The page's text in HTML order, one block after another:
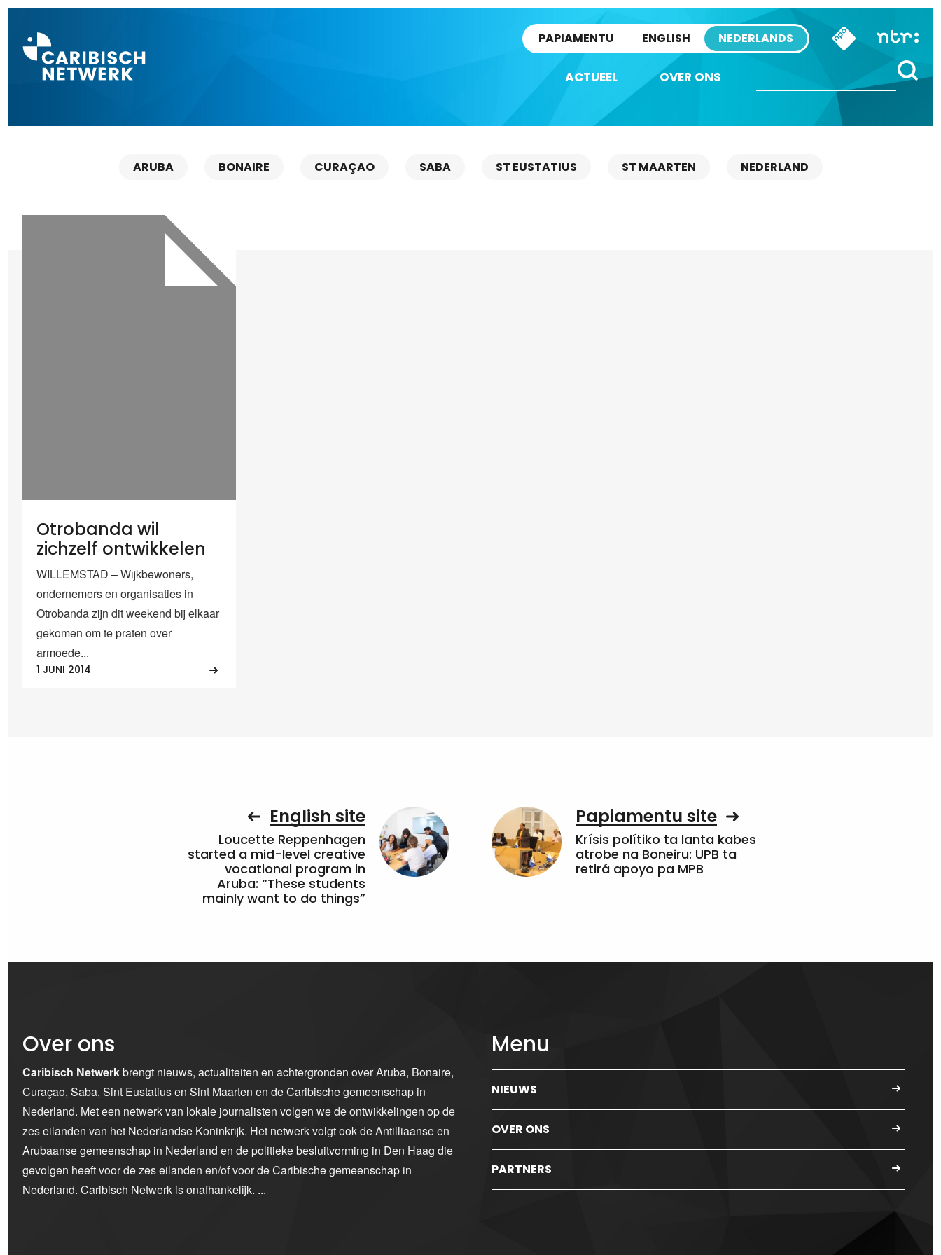
PAPIAMENTU ENGLISH NEDERLANDS
ACTUEEL OVER ONS
ARUBA BONAIRE CURAÇAO SABA ST EUSTATIUS ST MAARTEN NEDERLAND
Otrobanda wil
zichzelf ontwikkelen
WILLEMSTAD – Wijkbewoners,
ondernemers en organisaties in
Otrobanda zijn dit weekend bij elkaar
gekomen om te praten over
armoede...
1 JUNI 2014
English site
Loucette Reppenhagen
started a mid-level creative
vocational program in
Aruba: “These students
mainly want to do things”
Papiamentu site
Krísis polítiko ta lanta kabes
atrobe na Boneiru: UPB ta
retirá apoyo pa MPB
Over ons
Caribisch Netwerkbrengt nieuws, actualiteiten en achtergronden over Aruba, Bonaire,
Curaçao, Saba, Sint Eustatius en Sint Maarten en de Caribische gemeenschap in
Nederland. Met een netwerk van lokale journalisten volgen we de ontwikkelingen op de
zes eilanden van het Nederlandse Koninkrijk. Het netwerk volgt ook de Antilliaanse en
Arubaanse gemeenschap in Nederland en de politieke besluitvorming in Den Haag die
gevolgen heeft voor de zes eilanden en/of voor de Caribische gemeenschap in
Nederland. Caribisch Netwerk is onafhankelijk. ...
Menu
NIEUWS
OVER ONS
PARTNERS